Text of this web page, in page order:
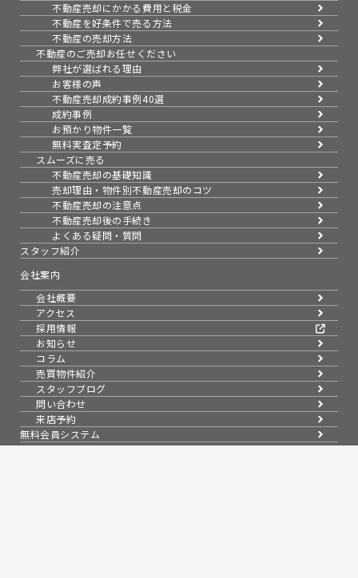
不動産売却にかかる費用と税金
不動産を好条件で売る方法
不動産の売却方法
不動産のご売却お任せください
弊社が選ばれる理由
お客様の声
不動産売却成約事例40選
成約事例
お預かり物件一覧
無料実査定予約
スムーズに売る
不動産売却の基礎知識
売却理由・物件別不動産売却のコツ
不動産売却の注意点
不動産売却後の手続き
よくある疑問・質問
スタッフ紹介
会社案内
会社概要
アクセス
採用情報
お知らせ
コラム
売買物件紹介
スタッフブログ
問い合わせ
来店予約
無料会員システム
会員ページログイン